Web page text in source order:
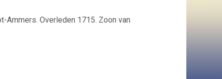
Ammers. Overleden 1715. Zoon van